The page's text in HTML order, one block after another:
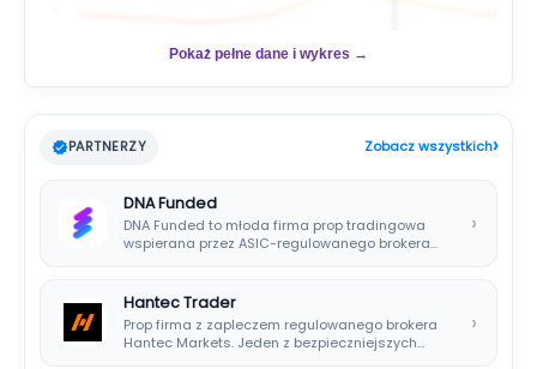
Pokaż pełne dane i wykres →
PARTNERZY Zobacz wszystkich›
DNA Funded
DNA Funded to młoda firma prop tradingowa
wspierana przez ASIC-regulowanego brokera
›
Hantec Trader
Prop firma z zapleczem regulowanego brokera
Hantec Markets. Jeden z bezpieczniejszych
›